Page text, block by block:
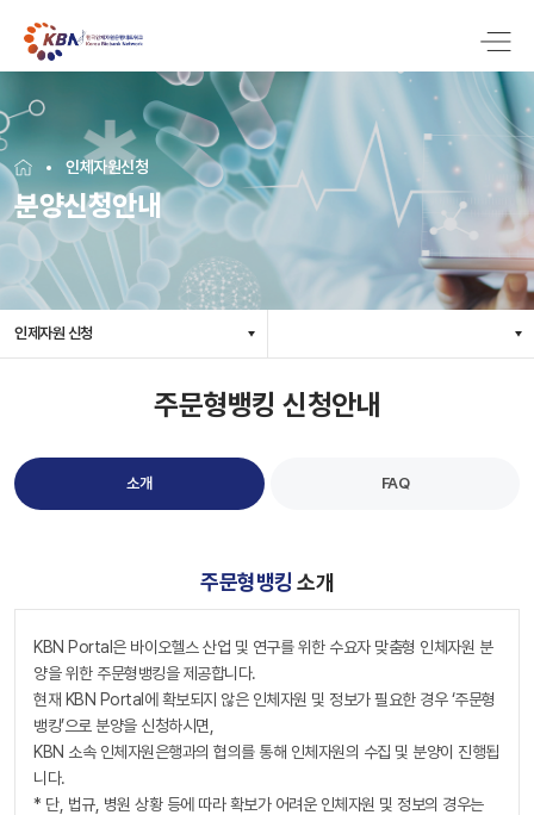
인체자원신청
분양신청안내
인제자원 신청
주문형뱅킹 신청안내
소개 FAQ
주문형뱅킹 소개
KBN Portal은 바이오헬스 산업 및 연구를 위한 수요자 맞춤형 인체자원 분
양을 위한 주문형뱅킹을 제공합니다.
현재 KBN Portal에 확보되지 않은 인체자원 및 정보가 필요한 경우 ‘주문형
뱅킹’으로 분양을 신청하시면,
KBN 소속 인체자원은행과의 협의를 통해 인체자원의 수집 및 분양이 진행됩
니다.
* 단, 법규, 병원 상황 등에 따라 확보가 어려운 인체자원 및 정보의 경우는